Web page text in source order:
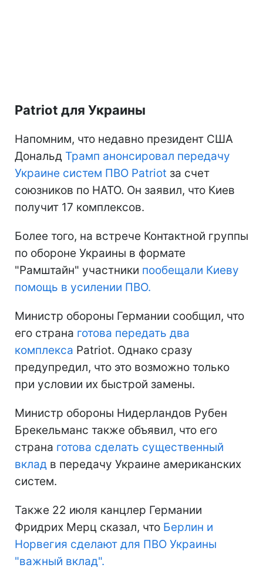
Patriot для Украины
Напомним, что недавно президент США
Дональд Трамп анонсировал передачу
Украине систем ПВО Patriot за счет
союзников по НАТО. Он заявил, что Киев
получит 17 комплексов.
Более того, на встрече Контактной группы
по обороне Украины в формате
"Рамштайн" участники пообещали Киеву
помощь в усилении ПВО.
Министр обороны Германии сообщил, что
его страна готова передать два
комплекса Patriot. Однако сразу
предупредил, что это возможно только
при условии их быстрой замены.
Министр обороны Нидерландов Рубен
Брекельманс также объявил, что его
страна готова сделать существенный
вклад в передачу Украине американских
систем.
Также 22 июля канцлер Германии
Фридрих Мерц сказал, что Берлин и
Норвегия сделают для ПВО Украины
"важный вклад".